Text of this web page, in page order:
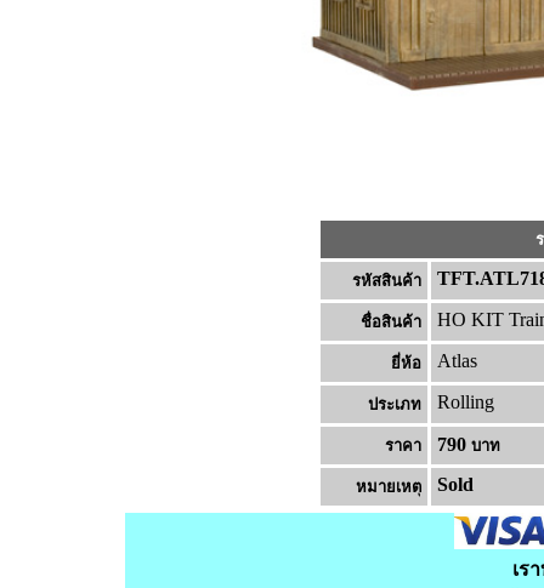
รหัสสินค้า
ชื่อสินค้า HO KIT
ยี่ห้อ Atlas
ประเภท Rolling
ราคา 790 บาท
หมายเหต Sold
เร